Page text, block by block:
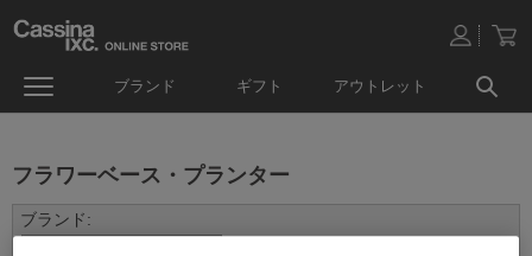
ブランド ギフト アウトレット
フラワーベース・プランター